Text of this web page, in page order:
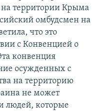
на территории Крыма
омбудсмен на
что это
с Конвенцией о
конвенция
осужденных с
на территорию
не может
людей, которые